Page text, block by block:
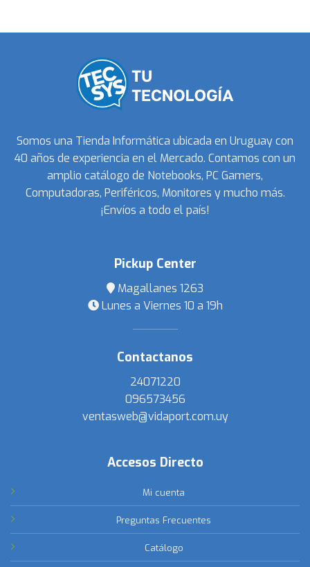
Somos una Tienda Informática ubicada en Uruguay con
40 años de experiencia en el Mercado. Contamos con un
amplio catálogo de Notebooks, PC Gamers,
Computadoras, Periféricos, Monitores y mucho más.
¡Envíos a todo el país!
Pickup Center
Magallanes 1263
Lunes a Viernes 10 a 19h
Contactanos
24071220
096573456
ventasweb@vidaport.com.uy
Accesos Directo
Mi cuenta
Preguntas Frecuentes
Catálogo